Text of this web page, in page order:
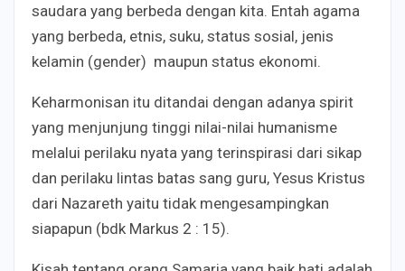
saudara yang berbeda dengan kita. Entah agama
yang berbeda, etnis, suku, status sosial, jenis
kelamin (gender) maupun status ekonomi.
Keharmonisan itu ditandai dengan adanya spirit
yang menjunjung tinggi nilai-nilai humanisme
melalui perilaku nyata yang terinspirasi dari sikap
dan perilaku lintas batas sang guru, Yesus Kristus
dari Nazareth yaitu tidak mengesampingkan
siapapun (bdk Markus 2 : 15).